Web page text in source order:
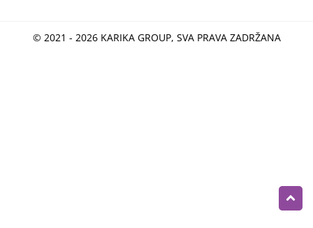
© 2021 - 2026 KARIKA GROUP, SVA PRAVA ZADRŽANA